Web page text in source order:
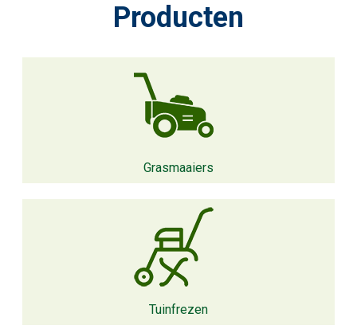
Producten
Grasmaaiers
Tuinfrezen